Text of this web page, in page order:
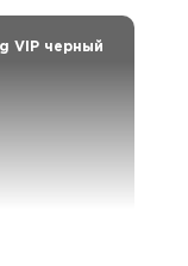
VIP черный